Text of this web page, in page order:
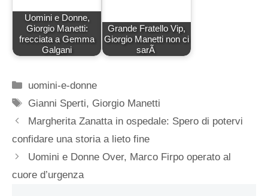
Uomini e Donne,
Giorgio Manetti:
frecciata a Gemma
Galgani
Grande Fratello Vip,
Giorgio Manetti non ci
sarÃ
Categorie
uomini-e-donne
Tag
Gianni Sperti, Giorgio Manetti
Margherita Zanatta in ospedale: Spero di potervi
confidare una storia a lieto fine
Uomini e Donne Over, Marco Firpo operato al
cuore d’urgenza